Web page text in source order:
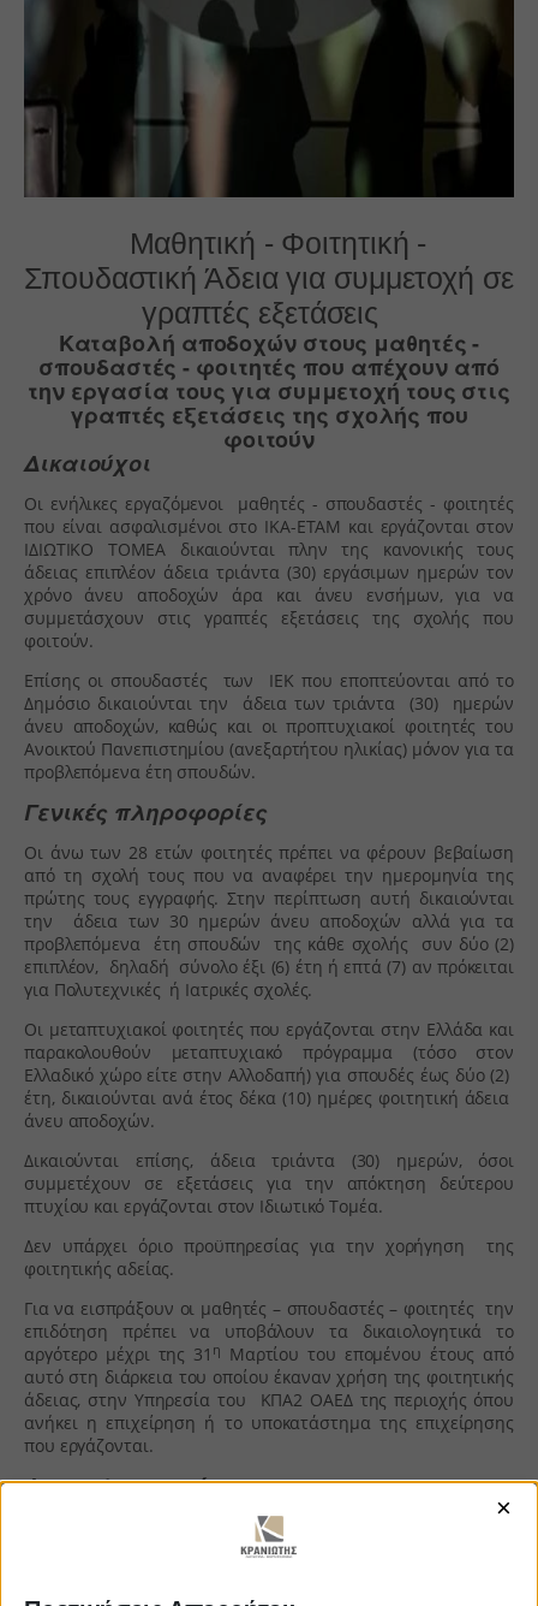
Μαθητική - Φοιτητική -
Σπουδαστική Άδεια για συμμετοχή σε
γραπτές εξετάσεις
Καταβολή αποδοχών στους μαθητές -
σπουδαστές - φοιτητές που απέχουν από
την εργασία τους για συμμετοχή τους στις
γραπτές εξετάσεις της σχολής που
φοιτούν
Δικαιούχοι
Οι ενήλικες εργαζόμενοι μαθητές - σπουδαστές - φοιτητές
που είναι ασφαλισμένοι στο ΙΚΑ-ΕΤΑΜ και εργάζονται στον
ΙΔΙΩΤΙΚΟ ΤΟΜΕΑ δικαιούνται πλην της κανονικής τους
άδειας επιπλέον άδεια τριάντα (30) εργάσιμων ημερών τον
χρόνο άνευ αποδοχών άρα και άνευ ενσήμων, για να
συμμετάσχουν στις γραπτές εξετάσεις της σχολής που
φοιτούν.
Επίσης οι σπουδαστές των ΙΕΚ που εποπτεύονται από το
Δημόσιο δικαιούνται την άδεια των τριάντα (30) ημερών
άνευ αποδοχών, καθώς και οι προπτυχιακοί φοιτητές του
Ανοικτού Πανεπιστημίου (ανεξαρτήτου ηλικίας) μόνον για τα
προβλεπόμενα έτη σπουδών.
Γενικές πληροφορίες
Οι άνω των 28 ετών φοιτητές πρέπει να φέρουν βεβαίωση
από τη σχολή τους που να αναφέρει την ημερομηνία της
πρώτης τους εγγραφής. Στην περίπτωση αυτή δικαιούνται
την άδεια των 30 ημερών άνευ αποδοχών αλλά για τα
προβλεπόμενα έτη σπουδών της κάθε σχολής συν δύο (2)
επιπλέον, δηλαδή σύνολο έξι (6) έτη ή επτά (7) αν πρόκειται
για Πολυτεχνικές ή Ιατρικές σχολές.
Οι μεταπτυχιακοί φοιτητές που εργάζονται στην Ελλάδα και
παρακολουθούν μεταπτυχιακό πρόγραμμα (τόσο στον
Ελλαδικό χώρο είτε στην Αλλοδαπή) για σπουδές έως δύο (2)
έτη, δικαιούνται ανά έτος δέκα (10) ημέρες φοιτητική άδεια
άνευ αποδοχών.
Δικαιούνται επίσης, άδεια τριάντα (30) ημερών, όσοι
συμμετέχουν σε εξετάσεις για την απόκτηση δεύτερου
πτυχίου και εργάζονται στον Ιδιωτικό Τομέα.
Δεν υπάρχει όριο προϋπηρεσίας για την χορήγηση της
φοιτητικής αδείας.
Για να εισπράξουν οι μαθητές – σπουδαστές – φοιτητές την
επιδότηση πρέπει να υποβάλουν τα δικαιολογητικά το
αργότερο μέχρι της 31 η
Μαρτίου του επομένου έτους από
αυτό στη διάρκεια του οποίου έκαναν χρήση της φοιτητικής
άδειας, στην Υπηρεσία του ΚΠΑ2 ΟΑΕΔ της περιοχής όπου
ανήκει η επιχείρηση ή το υποκατάστημα της επιχείρησης
που εργάζονται.
Δικαιολογητικά
Φωτοτυπία Δελτίου Αστυνομικής Ταυτότητας ή
Φωτοτυπία Δελτίου Ταυτότητας Ομογενούς (και από τις
δύο όψεις), για τους ΄Ελληνες και του Ομογενείς
×